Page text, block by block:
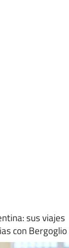
sus viajes
con Bergoglio